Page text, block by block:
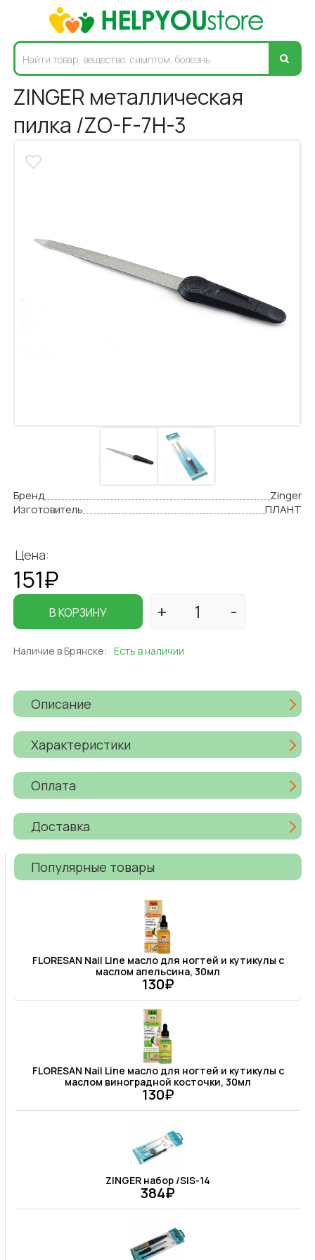
ZINGER металлическая
пилка /ZO-F-7H-3
Бренд
Zinger
Изготовитель
ПЛАНТ
Цена:
151₽
В КОРЗИНУ
Наличие в Брянске: Есть в наличии
Описание
Характеристики
Оплата
Доставка
Популярные товары
FLORESAN Nail Line масло для ногтей и кутикулы с
маслом апельсина, 30мл
130₽
FLORESAN Nail Line масло для ногтей и кутикулы с
маслом виноградной косточки, 30мл
130₽
ZINGER набор /SIS-14
384₽